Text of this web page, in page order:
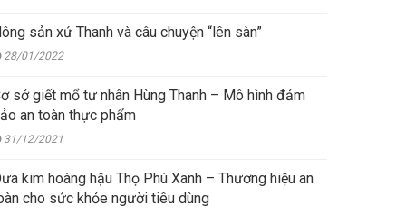
sản xứ Thanh và câu chuyện “lên sàn”
28/01/2022
sở giết mổ tư nhân Hùng Thanh – Mô hình đảm
an toàn thực phẩm
31/12/2021
kim hoàng hậu Thọ Phú Xanh – Thương hiệu an
cho sức khỏe người tiêu dùng